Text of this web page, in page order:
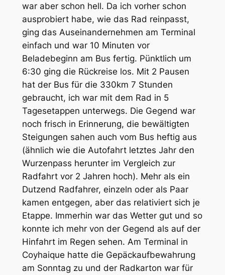
war aber schon hell. Da ich vorher schon
ausprobiert habe, wie das Rad reinpasst,
ging das Auseinandernehmen am Terminal
einfach und war 10 Minuten vor
Beladebeginn am Bus fertig. Pünktlich um
6:30 ging die Rückreise los. Mit 2 Pausen
hat der Bus für die 330km 7 Stunden
gebraucht, ich war mit dem Rad in 5
Tagesetappen unterwegs. Die Gegend war
noch frisch in Erinnerung, die bewältigten
Steigungen sahen auch vom Bus heftig aus
(ähnlich wie die Autofahrt letztes Jahr den
Wurzenpass herunter im Vergleich zur
Radfahrt vor 2 Jahren hoch). Mehr als ein
Dutzend Radfahrer, einzeln oder als Paar
kamen entgegen, aber das relativiert sich je
Etappe. Immerhin war das Wetter gut und so
konnte ich mehr von der Gegend als auf der
Hinfahrt im Regen sehen. Am Terminal in
Coyhaique hatte die Gepäckaufbewahrung
am Sonntag zu und der Radkarton war für